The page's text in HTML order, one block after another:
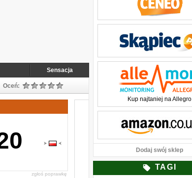
Sensacja
Oceń:
zgłoś poprawkę
Kup najtaniej na Allegro
Dodaj swój sklep
TAGI